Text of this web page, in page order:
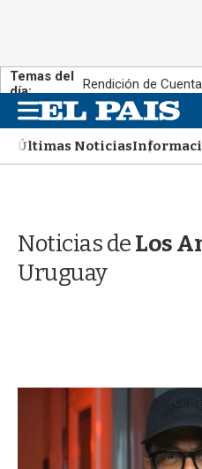
Temas del
día:
Rendición de
M
e
n
u
Últimas Noticias
Noticias deLos
Uruguay